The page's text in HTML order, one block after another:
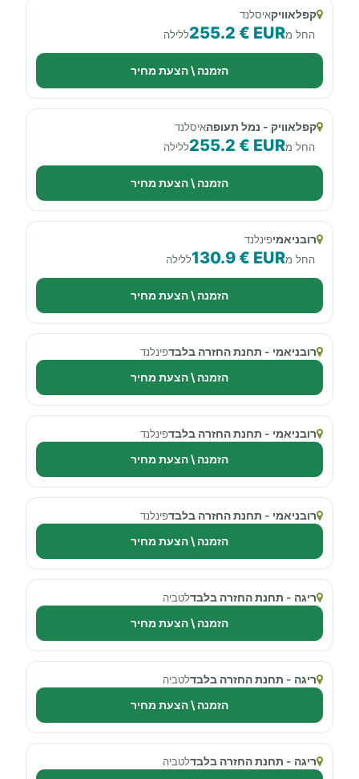
קפלאוויקאיסלנד
החל מ255.2 € EURללילה
הזמנה \ הצעת מחיר
קפלאוויק - נמל תעופהאיסלנד
החל מ255.2 € EURללילה
הזמנה \ הצעת מחיר
רובניאמיפינלנד
החל מ130.9 € EURללילה
הזמנה \ הצעת מחיר
רובניאמי - תחנת החזרה בלבדפינלנד
הזמנה \ הצעת מחיר
רובניאמי - תחנת החזרה בלבדפינלנד
הזמנה \ הצעת מחיר
רובניאמי - תחנת החזרה בלבדפינלנד
הזמנה \ הצעת מחיר
ריגה - תחנת החזרה בלבדלטביה
הזמנה \ הצעת מחיר
ריגה - תחנת החזרה בלבדלטביה
הזמנה \ הצעת מחיר
ריגה - תחנת החזרה בלבדלטביה